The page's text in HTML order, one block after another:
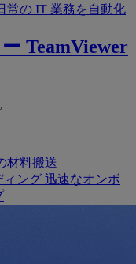
常の IT 業務を自動化
TeamViewer
材料搬送
ィング 迅速なオンボ